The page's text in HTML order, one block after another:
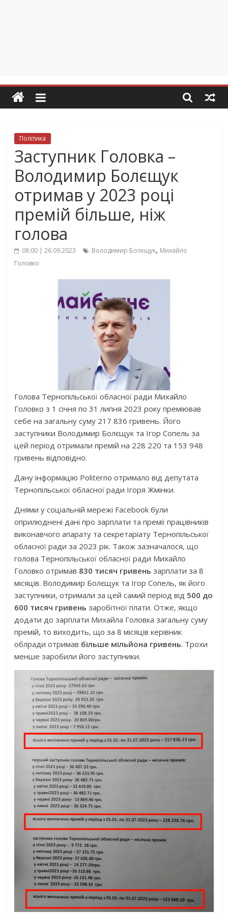
Політика
Заступник Головка –
Володимир Болєщук
отримав у 2023 році
премій більше, ніж
голова
08:00 | 26.09.2023 Володимир Болєщук, Михайло
Головко
Голова Тернопільської обласної ради Михайло
Головко з 1 січня по 31 липня 2023 року преміював
себе на загальну суму 217 836 гривень. Його
заступники Володимир Болєщук та Ігор Сопель за
цей період отримали премій на 228 220 та 153 948
гривень відповідно.
Дану інформацію Politerno отримало від депутата
Тернопільської обласної ради Ігоря Жмінки.
Днями у соціальній мережі Facebook були
оприлюднені дані про зарплати та премії працівників
виконавчого апарату та секретаріату Тернопільської
обласної ради за 2023 рік. Також зазначалося, що
голова Тернопільської обласної ради Михайло
Головко отримав 830 тисяч гривень зарплати за 8
місяців. Володимир Болєщук та Ігор Сопель, як його
заступники, отримали за цей самий період від 500 до
600 тисяч гривень заробітної плати. Отже, якщо
додати до зарплати Михайла Головка загальну суму
премій, то виходить, що за 8 місяців керівник
облради отримав більше мільйона гривень. Трохи
менше заробили його заступники.